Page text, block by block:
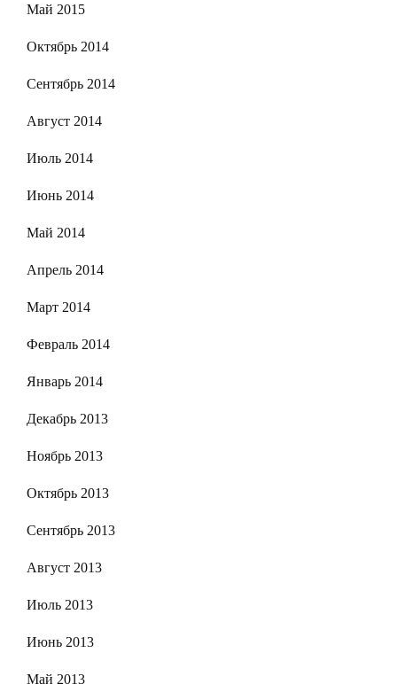
Май 2015
Октябрь 2014
Сентябрь 2014
Август 2014
Июль 2014
Июнь 2014
Май 2014
Апрель 2014
Март 2014
Февраль 2014
Январь 2014
Декабрь 2013
Ноябрь 2013
Октябрь 2013
Сентябрь 2013
Август 2013
Июль 2013
Июнь 2013
Май 2013